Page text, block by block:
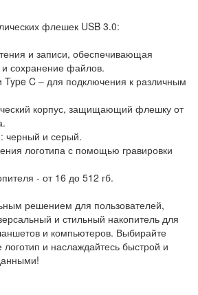
флешек USB 3.0:
и записи, обеспечивающая
сохранение файлов.
C – для подключения к различным
корпус, защищающий флешку от
черный и серый.
логотипа с помощью гравировки
- от 16 до 512 гб.
решением для пользователей,
и стильный накопитель для
и компьютеров. Выбирайте
логотип и наслаждайтесь быстрой и